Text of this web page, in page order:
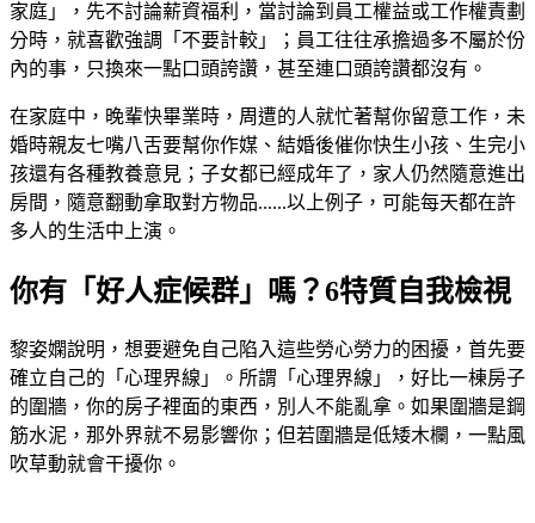
家庭」，先不討論薪資福利，當討論到員工權益或工作權責劃
分時，就喜歡強調「不要計較」；員工往往承擔過多不屬於份
內的事，只換來一點口頭誇讚，甚至連口頭誇讚都沒有。
在家庭中，晚輩快畢業時，周遭的人就忙著幫你留意工作，未
婚時親友七嘴八舌要幫你作媒、結婚後催你快生小孩、生完小
孩還有各種教養意見；子女都已經成年了，家人仍然隨意進出
房間，隨意翻動拿取對方物品......以上例子，可能每天都在許
多人的生活中上演。
你有「好人症候群」嗎？6特質自我檢視
黎姿嫻說明，想要避免自己陷入這些勞心勞力的困擾，首先要
確立自己的「心理界線」。所謂「心理界線」，好比一棟房子
的圍牆，你的房子裡面的東西，別人不能亂拿。如果圍牆是鋼
筋水泥，那外界就不易影響你；但若圍牆是低矮木欄，一點風
吹草動就會干擾你。